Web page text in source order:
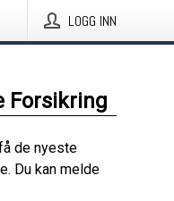
LOGG INN
Forsikring
de nyeste
Du kan melde